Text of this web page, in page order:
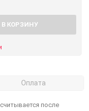
В КОРЗИНУ
Оплата
после